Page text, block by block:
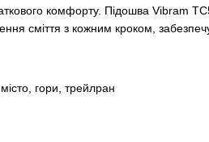
комфорту. Підошва Vibram
сміття з кожним кроком,
місто, гори, трейлран